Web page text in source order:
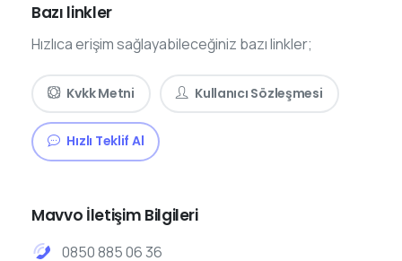
Bazı linkler
Hızlıca erişim sağlayabileceğiniz bazı linkler;
Kvkk Metni Kullanıcı Sözleşmesi
Hızlı Teklif Al
Mavvo İletişim Bilgileri
0850 885 06 36